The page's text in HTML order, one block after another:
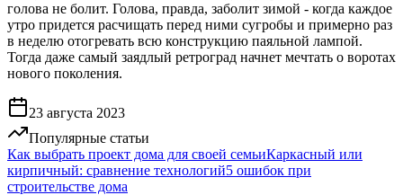
голова не болит. Голова, правда, заболит зимой - когда каждое
утро придется расчищать перед ними сугробы и примерно раз
в неделю отогревать всю конструкцию паяльной лампой.
Тогда даже самый заядлый ретроград начнет мечтать о воротах
нового поколения.
23 августа 2023
Популярные статьи
Как выбрать проект дома для своей семьиКаркасный или
кирпичный: сравнение технологий5 ошибок при
строительстве дома